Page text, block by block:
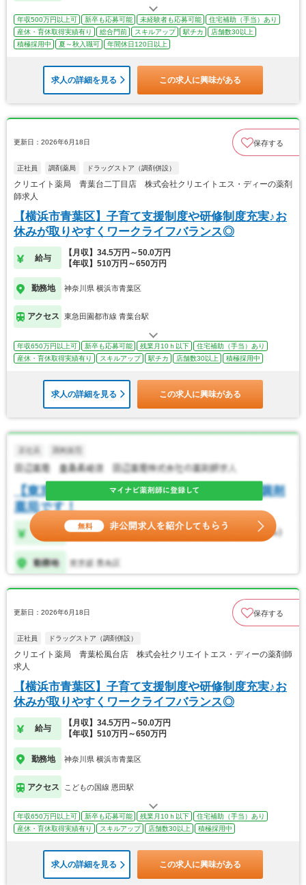
年収500万円以上可 新卒も応募可能 未経験者も応募可能
住宅補助（手当）あり
産休・育休取得実績有り
総合門前 スキルアップ 駅チカ
店舗数30以上
積極採用中
夏～秋入職可 年間休日120日以上
求人の詳細を見る この求人に興味がある
更新日：2026年6月18日 保存する
正社員 調剤薬局 ドラッグストア（調剤併設）
クリエイト薬局 青葉台二丁目店 株式会社クリエイトエス・ディーの薬剤
師求人
【横浜市青葉区】子育て支援制度や研修制度充実♪お
休みが取りやすくワークライフバランス◎
給与
【月収】34.5万円～50.0万円
【年収】510万円～650万円
勤務地 神奈川県 横浜市青葉区
アクセス 東急田園都市線 青葉台駅
年収650万円以上可 新卒も応募可能 残業月10ｈ以下
住宅補助（手当）あり
産休・育休取得実績有り
スキルアップ 駅チカ 店舗数30以上 積極採用中
求人の詳細を見る この求人に興味がある
更新日：2026年6月18日 保存する
正社員 ドラッグストア（調剤併設）
クリエイト薬局 青葉松風台店 株式会社クリエイトエス・ディーの薬剤師
求人
【横浜市青葉区】子育て支援制度や研修制度充実♪お
休みが取りやすくワークライフバランス◎
給与
【月収】34.5万円～50.0万円
【年収】510万円～650万円
勤務地 神奈川県 横浜市青葉区
アクセス こどもの国線 恩田駅
年収650万円以上可 新卒も応募可能 残業月10ｈ以下
住宅補助（手当）あり
産休・育休取得実績有り
スキルアップ 店舗数30以上 積極採用中
求人の詳細を見る この求人に興味がある